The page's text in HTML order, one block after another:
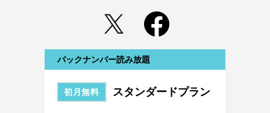
バックナンバー読み放題
初月無料 スタンダードプラン